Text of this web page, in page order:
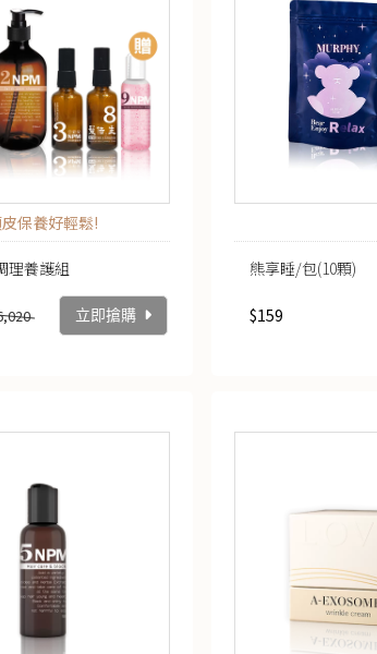
保養好輕鬆!
理養護組
立即搶購
熊享睡/包(10顆)
$159